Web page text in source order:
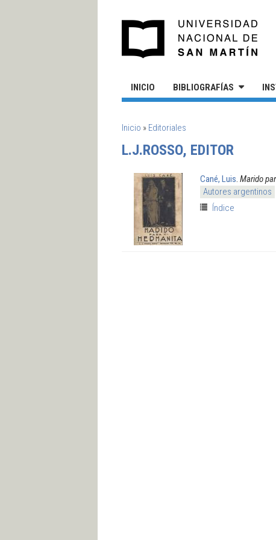
INICIO BIBLIOGRAFÍAS
SE ENCUENTRA USTED AQUÍ
Inicio » Editoriales
L.J.ROSSO, EDITOR
Cané, Luis Marido
Autores argentinos
Índice